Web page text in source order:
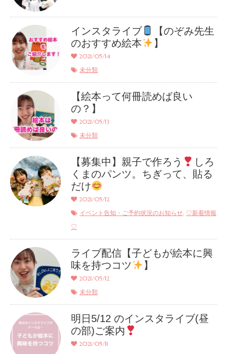
インスタライブ
【のぞみ先生
のおすすめ絵本
】
2021/05/14
未分類
【絵本って何冊読めば良い
の？】
2021/05/13
未分類
【募集中】親子で作ろう
しろ
くまのパンツ。ちぎって、貼る
だけ
2021/05/12
イベント告知・ご予約状況のお知らせ, ♡新着情報
♡
ライブ配信【子どもが絵本に興
味を持つコツ
】
2021/05/12
未分類
明日5/12 のインスタライブ(昼
の部)ご案内
2021/05/11